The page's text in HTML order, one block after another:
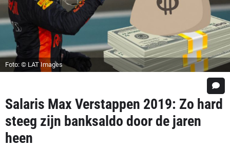
Foto: © LAT Images
Salaris Max Verstappen 2019: Zo hard
steeg zijn banksaldo door de jaren
heen